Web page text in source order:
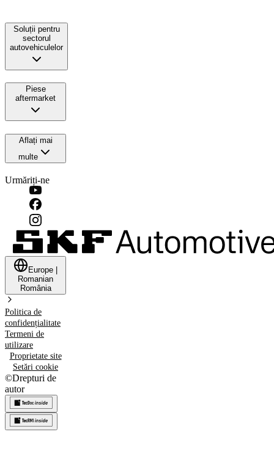
Soluții pentru
sectorul
autovehiculelor
Piese
aftermarket
Aflați mai
multe
Urmăriți-ne
Europe
Romanian
România
Politica de
confidențialitate
Termeni de
utilizare
Proprietate site
Setări cookie
©Drepturi de
autor